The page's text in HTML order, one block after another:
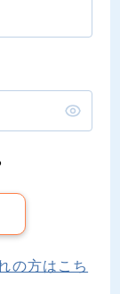
の方はこち